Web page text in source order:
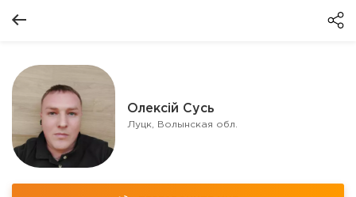
Олексій Сусь
Луцк, Волынская обл.